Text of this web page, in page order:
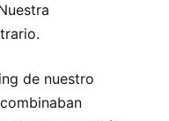
de nuestro